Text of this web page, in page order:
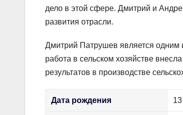
дело в этой сфере. Дмитрий и
развития отрасли.
Дмитрий Патрушев является одним
работа в сельском хозяйстве
результатов в производстве
Дата рождения